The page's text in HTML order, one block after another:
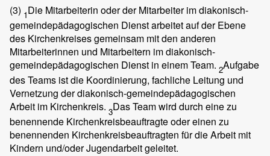
(3) 1Die Mitarbeiterin oder der Mitarbeiter im diakonisch-
gemeindepädagogischen Dienst arbeitet auf der Ebene
des Kirchenkreises gemeinsam mit den anderen
Mitarbeiterinnen und Mitarbeitern im diakonisch-
gemeindepädagogischen Dienst in einem Team. 2Aufgabe
des Teams ist die Koordinierung, fachliche Leitung und
Vernetzung der diakonisch-gemeindepädagogischen
Arbeit im Kirchenkreis. 3Das Team wird durch eine zu
benennende Kirchenkreisbeauftragte oder einen zu
benennenden Kirchenkreisbeauftragten für die Arbeit mit
Kindern und/oder Jugendarbeit geleitet.